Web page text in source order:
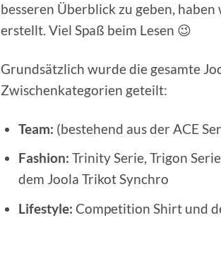
besseren Überblick zu geben,
erstellt. Viel Spaß beim Lesen 😉
Grundsätzlich wurde die gesamte
Zwischenkategorien geteilt:
Team: (bestehend aus der ACE
Fashion: Trinity Serie, Trigon
dem Joola Trikot Synchro
Lifestyle: Competition Shirt und